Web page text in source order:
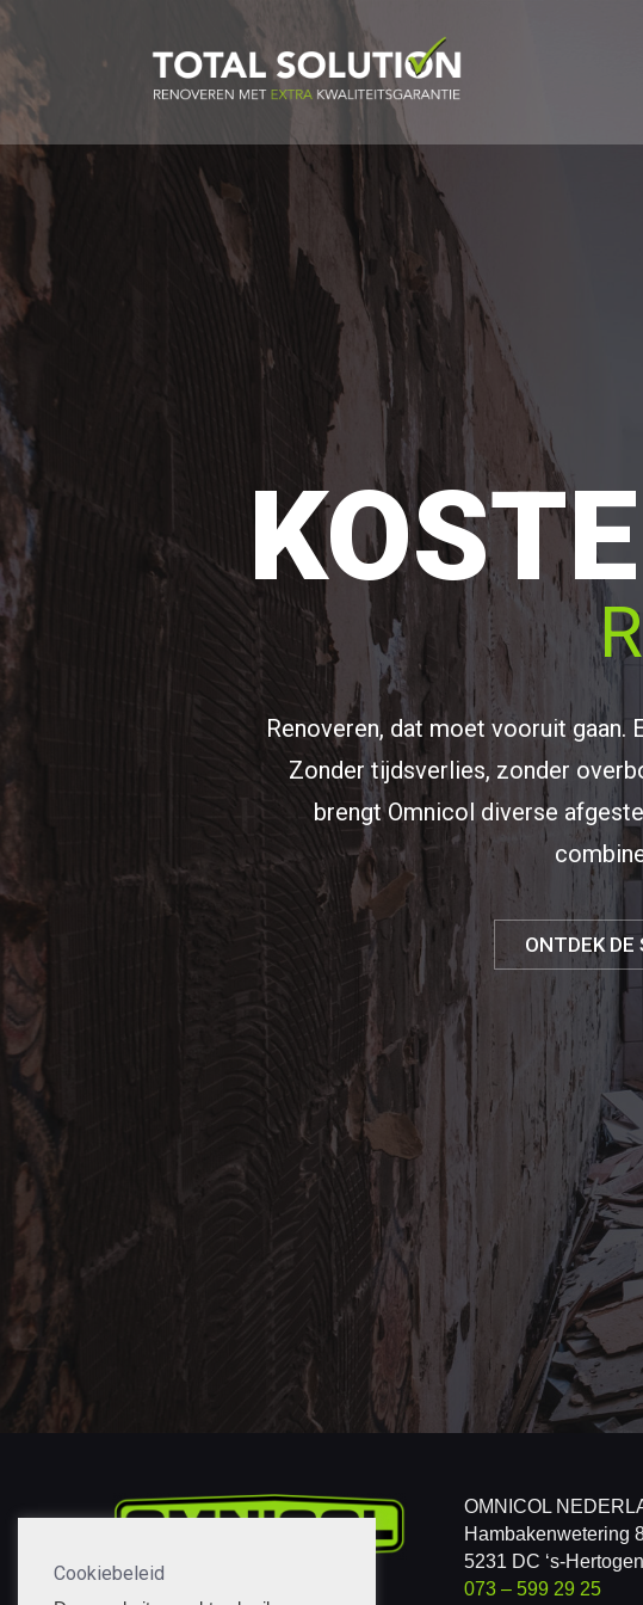
Renoveren, dat moet vooruit gaan.
Zonder tijdsverlies, zonder
brengt Omnicol diverse
ONTDEK DE
OMNICOL
Hambakenwetering
5231 DC ‘s-
073 – 599 29 25
Cookiebeleid